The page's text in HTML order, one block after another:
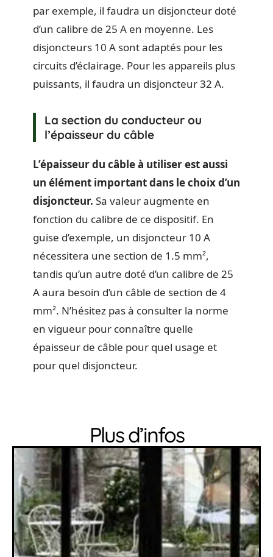
par exemple, il faudra un disjoncteur doté
d’un calibre de 25 A en moyenne. Les
disjoncteurs 10 A sont adaptés pour les
circuits d’éclairage. Pour les appareils plus
puissants, il faudra un disjoncteur 32 A.
La section du conducteur ou
l’épaisseur du câble
L’épaisseur du câble à utiliser est aussi
un élément important dans le choix d’un
disjoncteur. Sa valeur augmente en
fonction du calibre de ce dispositif. En
guise d’exemple, un disjoncteur 10 A
nécessitera une section de 1.5 mm²,
tandis qu’un autre doté d’un calibre de 25
A aura besoin d’un câble de section de 4
mm². N’hésitez pas à consulter la norme
en vigueur pour connaître quelle
épaisseur de câble pour quel usage et
pour quel disjoncteur.
Plus d’infos